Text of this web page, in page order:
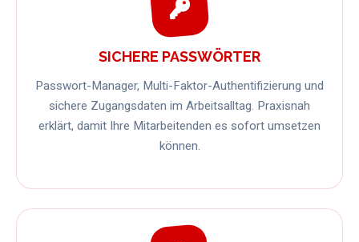
SICHERE PASSWÖRTER
Passwort-Manager, Multi-Faktor-Authentifizierung und
sichere Zugangsdaten im Arbeitsalltag. Praxisnah
erklärt, damit Ihre Mitarbeitenden es sofort umsetzen
können.